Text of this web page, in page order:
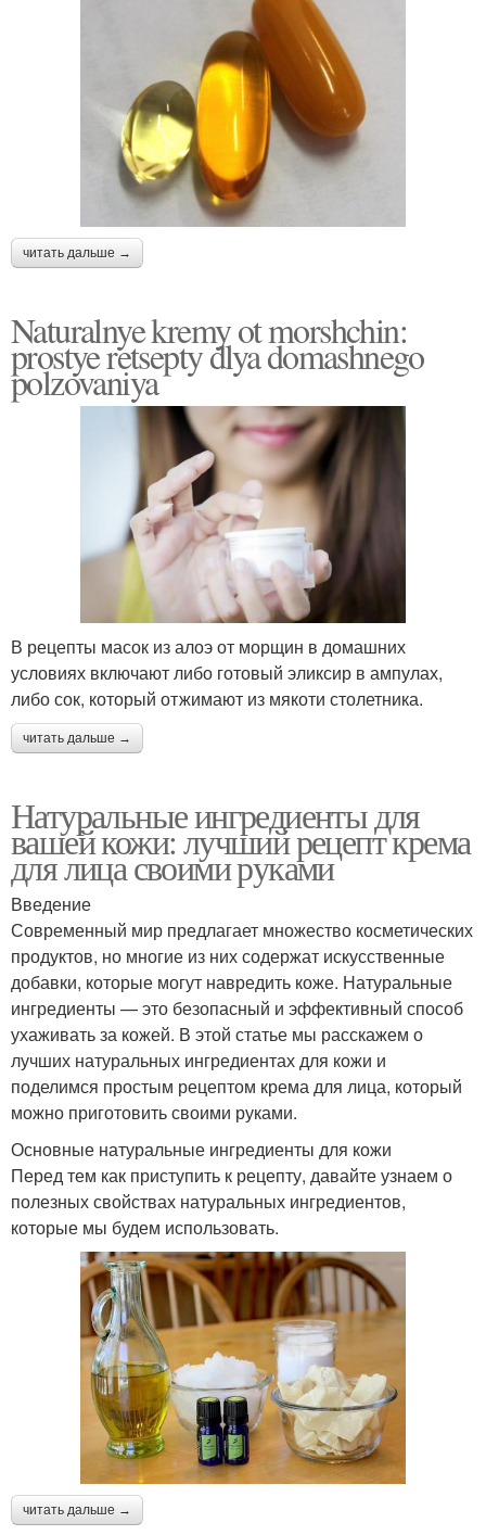
читать дальше →
Naturalnye kremy ot morshchin:
prostye retsepty dlya domashnego
polzovaniya
В рецепты масок из алоэ от морщин в домашних
условиях включают либо готовый эликсир в ампулах,
либо сок, который отжимают из мякоти столетника.
читать дальше →
Натуральные ингредиенты для
вашей кожи: лучший рецепт крема
для лица своими руками
Введение
Современный мир предлагает множество косметических
продуктов, но многие из них содержат искусственные
добавки, которые могут навредить коже. Натуральные
ингредиенты — это безопасный и эффективный способ
ухаживать за кожей. В этой статье мы расскажем о
лучших натуральных ингредиентах для кожи и
поделимся простым рецептом крема для лица, который
можно приготовить своими руками.
Основные натуральные ингредиенты для кожи
Перед тем как приступить к рецепту, давайте узнаем о
полезных свойствах натуральных ингредиентов,
которые мы будем использовать.
читать дальше →